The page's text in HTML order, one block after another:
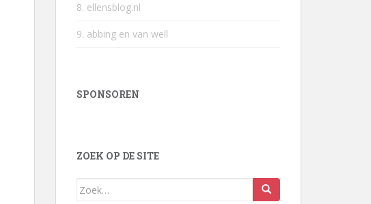
8. ellensblog.nl
9. abbing en van well
SPONSOREN
ZOEK OP DE SITE
Zoek